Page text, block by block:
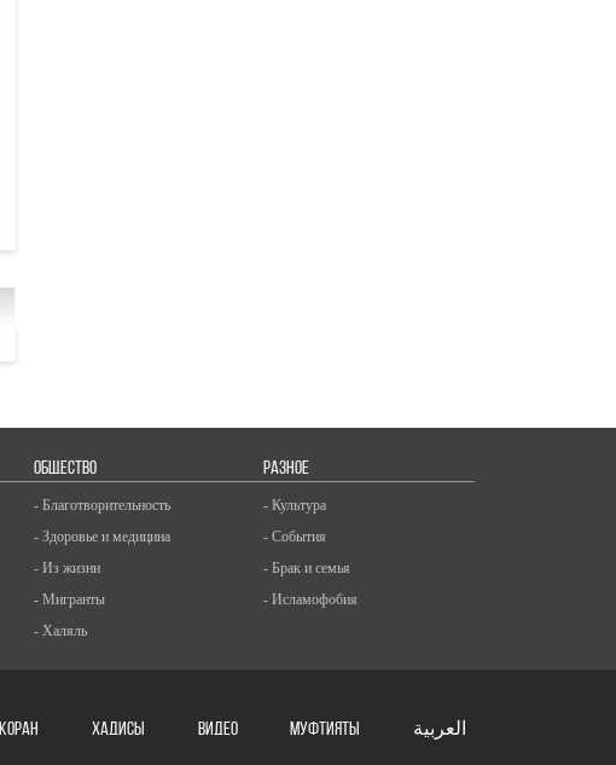
ОБЩЕСТВО
- Благотворительность
- Здоровье и медицина
- Из жизни
- Мигранты
- Халяль
РАЗНОЕ
- Культура
- События
- Брак и семья
- Исламофобия
КОРАН ХАДИСЫ ВИДЕО Муфтияты العربية